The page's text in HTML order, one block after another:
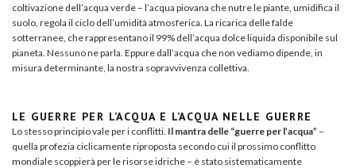
coltivazione dell’acqua verde – l’acqua piovana che nutre le piante, umidifica il
suolo, regola il ciclo dell’umidità atmosferica. La ricarica delle falde
sotterranee, che rappresentano il 99% dell’acqua dolce liquida disponibile sul
pianeta. Nessuno ne parla. Eppure dall’acqua che non vediamo dipende, in
misura determinante, la nostra sopravvivenza collettiva.
LE GUERRE PER L’ACQUA E L’ACQUA NELLE GUERRE
Lo stesso principio vale per i conflitti. Il mantra delle “guerre per l’acqua” –
quella profezia ciclicamente riproposta secondo cui il prossimo conflitto
mondiale scoppierà per le risorse idriche – è stato sistematicamente